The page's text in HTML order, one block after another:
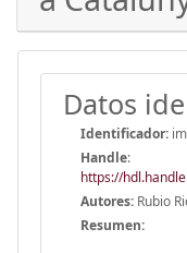
Datos
Identificador:
Handle:
https://
Autores: Rubio
Resumen: